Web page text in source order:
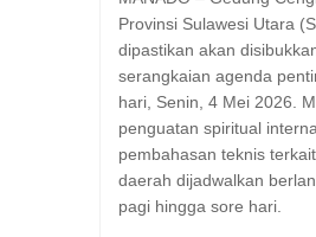
Provinsi Sulawesi Utara
dipastikan akan
serangkaian agenda
hari, Senin, 4 Mei 2026.
penguatan spiritual
pembahasan teknis
daerah dijadwalkan
pagi hingga sore hari.